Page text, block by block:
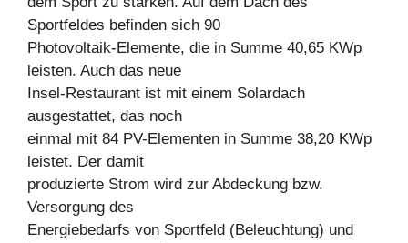
Sportfeldes befinden sich 90
Photovoltaik-Elemente, die in Summe 40,65 KWp
leisten. Auch das neue
Insel-Restaurant ist mit einem Solardach
ausgestattet, das noch
einmal mit 84 PV-Elementen in Summe 38,20 KWp
leistet. Der damit
produzierte Strom wird zur Abdeckung bzw.
Versorgung des
Energiebedarfs von Sportfeld (Beleuchtung) und